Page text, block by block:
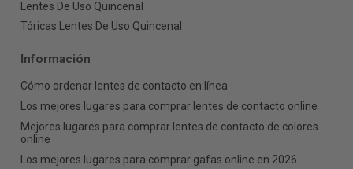
Lentes De Uso Quincenal
Tóricas Lentes De Uso Quincenal
Información
Cómo ordenar lentes de contacto en línea
Los mejores lugares para comprar lentes de contacto online
Mejores lugares para comprar lentes de contacto de colores
online
Los mejores lugares para comprar gafas online en 2026